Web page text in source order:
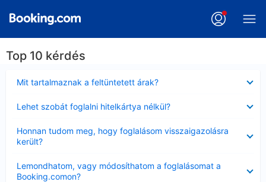
Top 10 kérdés
Mit tartalmaznak a feltüntetett árak?
Lehet szobát foglalni hitelkártya nélkül?
Honnan tudom meg, hogy foglalásom visszaigazolásra
került?
Lemondhatom, vagy módosíthatom a foglalásomat a
Booking.comon?